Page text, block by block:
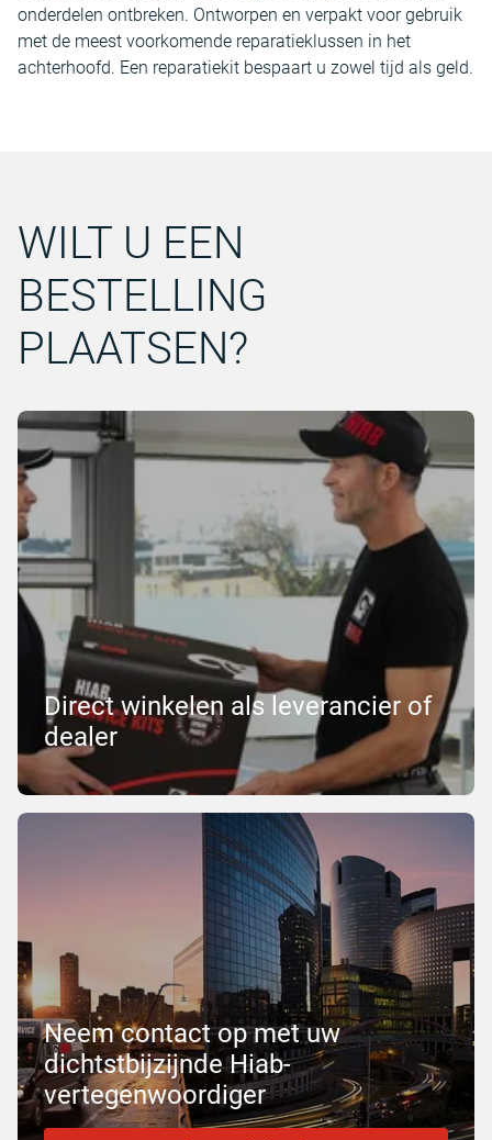
onderdelen ontbreken. Ontworpen en verpakt voor gebruik
met de meest voorkomende reparatieklussen in het
achterhoofd. Een reparatiekit bespaart u zowel tijd als geld.
WILT U EEN
BESTELLING
PLAATSEN?
Direct winkelen als leverancier of
dealer
Neem contact op met uw
dichtstbijzijnde Hiab-
vertegenwoordiger